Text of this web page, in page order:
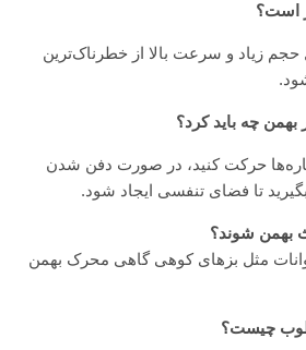
است؟
زیاد و سرعت بالا از خطرناک‌ترین
چه باید کرد؟
حرکت کنید، در صورت دفن شدن
تا فضای تنفسی ایجاد شود.
بهمن شوند؟
مثل بزهای کوهی گاهی محرک بهمن
چیست؟